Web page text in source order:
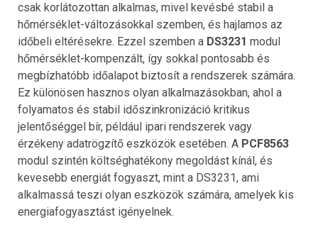
csak korlátozottan alkalmas, mivel kevésbé stabil a
hőmérséklet-változásokkal szemben, és hajlamos az
időbeli eltérésekre. Ezzel szemben a DS3231 modul
hőmérséklet-kompenzált, így sokkal pontosabb és
megbízhatóbb időalapot biztosít a rendszerek számára.
Ez különösen hasznos olyan alkalmazásokban, ahol a
folyamatos és stabil időszinkronizáció kritikus
jelentőséggel bír, például ipari rendszerek vagy
érzékeny adatrögzítő eszközök esetében. A PCF8563
modul szintén költséghatékony megoldást kínál, és
kevesebb energiát fogyaszt, mint a DS3231, ami
alkalmassá teszi olyan eszközök számára, amelyek kis
energiafogyasztást igényelnek.